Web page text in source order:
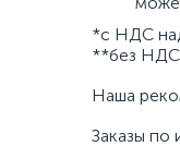
*с НДС
**без НДС
Наша
Заказы по